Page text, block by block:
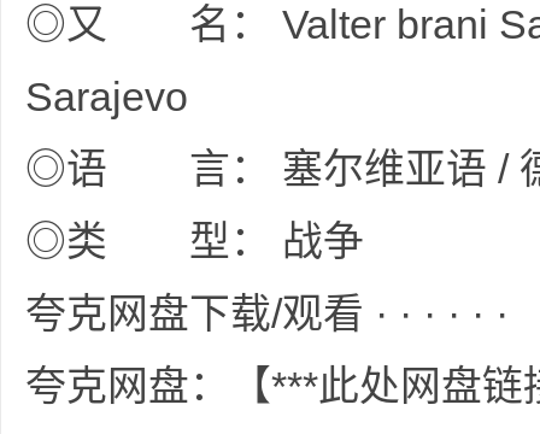
◎又 名： Valter brani
Sarajevo
◎语 言： 塞尔维亚语 /
◎类 型： 战争
夸克网盘下载/观看 · · · · · ·
夸克网盘：【***此处网盘